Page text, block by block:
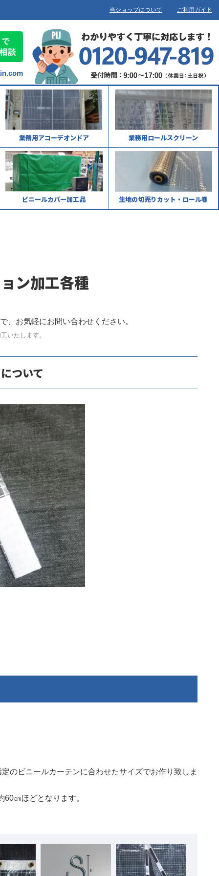
当ショップについて ご利用ガイド
業務用アコーデオンドア 業務用ロールスクリーン
ビニールカバー加工品 生地の切売りカット・ロール巻
ン加工各種
気軽にお問い合わせください。
いたします。
ついて
のビニールカーテンに合わせたサイズでお作り致しま
㎝ほどとなります。